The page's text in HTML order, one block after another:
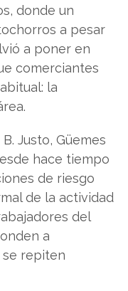
donde un
a pesar
a poner en
comerciantes
la
Justo, Güemes
hace tiempo
de riesgo
de la actividad
del
a
se repiten